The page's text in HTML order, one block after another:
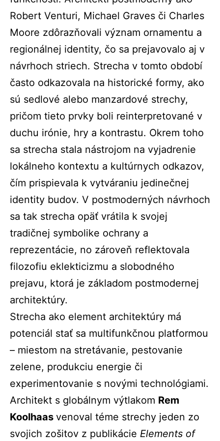
Robert Venturi, Michael Graves či Charles
Moore zdôrazňovali význam ornamentu a
regionálnej identity, čo sa prejavovalo aj v
návrhoch striech. Strecha v tomto období
často odkazovala na historické formy, ako
sú sedlové alebo manzardové strechy,
pričom tieto prvky boli reinterpretované v
duchu irónie, hry a kontrastu. Okrem toho
sa strecha stala nástrojom na vyjadrenie
lokálneho kontextu a kultúrnych odkazov,
čím prispievala k vytváraniu jedinečnej
identity budov. V postmoderných návrhoch
sa tak strecha opäť vrátila k svojej
tradičnej symbolike ochrany a
reprezentácie, no zároveň reflektovala
filozofiu eklekticizmu a slobodného
prejavu, ktorá je základom postmodernej
architektúry.
Strecha ako element architektúry má
potenciál stať sa multifunkčnou platformou
– miestom na stretávanie, pestovanie
zelene, produkciu energie či
experimentovanie s novými technológiami.
Architekt s globálnym výtlakom Rem
Koolhaas venoval téme strechy jeden zo
svojich zošitov z publikácie Elements of